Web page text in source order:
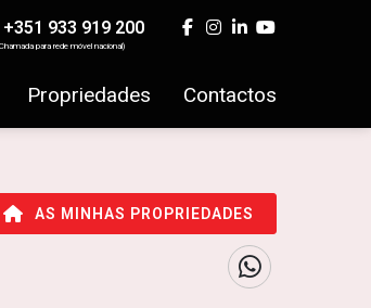
+351 933 919 200
para rede móvel nacional)
Propriedades Contactos
AS MINHAS PROPRIEDADES